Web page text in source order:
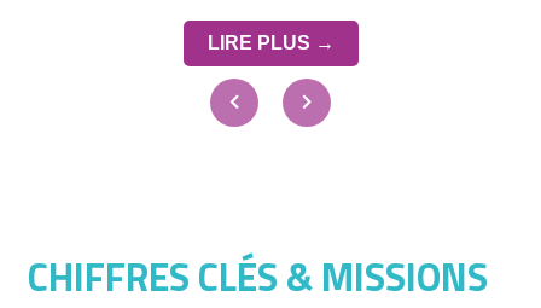
LIRE PLUS →
CHIFFRES CLÉS & MISSIONS